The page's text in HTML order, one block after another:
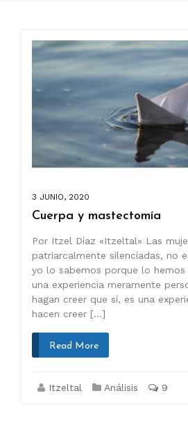
3 JUNIO, 2020
Cuerpa y mastectomía
Por Itzel Díaz «Itzeltal» Las
patriarcalmente silenciadas, no
yo lo sabemos porque lo hemos
una experiencia meramente
hagan creer que sí, es una
hacen creer […]
Read More
Itzeltal Análisis 9